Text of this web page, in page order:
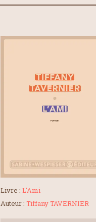
Livre : L'Ami
Auteur : Tiffany TAVERNIER